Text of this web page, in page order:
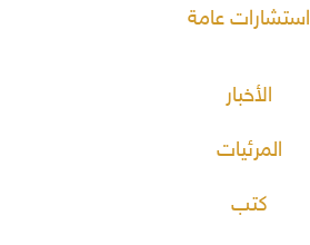
استشارات عامة
الأخبار
المرئيات
كتب